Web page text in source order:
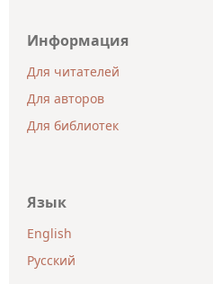
Информация
Для читателей
Для авторов
Для библиотек
Язык
English
Русский